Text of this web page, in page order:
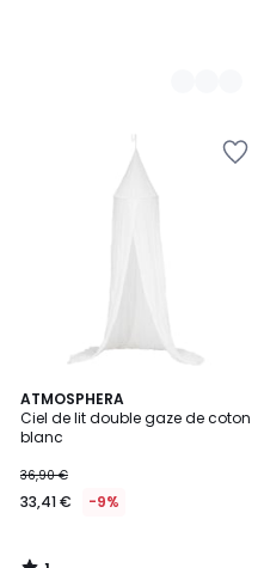
ATMOSPHERA
Ciel de lit double gaze de coton
blanc
36,90 €
33,41 € -9%
1
/
5